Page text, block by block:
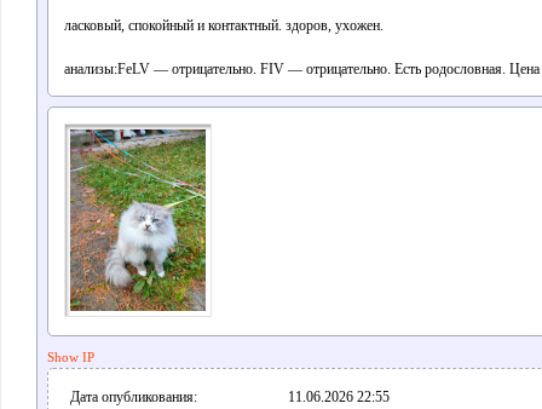
ласковый, спокойный и контактный. здоров, ухожен.
анализы:FeLV — отрицательно. FIV — отрицательно. Есть родословная. Цена
Show IP
Дата опубликования: 11.06.2026 22:55